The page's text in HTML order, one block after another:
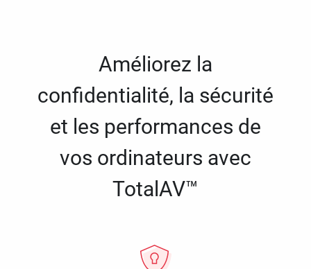
Améliorez la
confidentialité, la sécurité
et les performances de
vos ordinateurs avec
TotalAV™